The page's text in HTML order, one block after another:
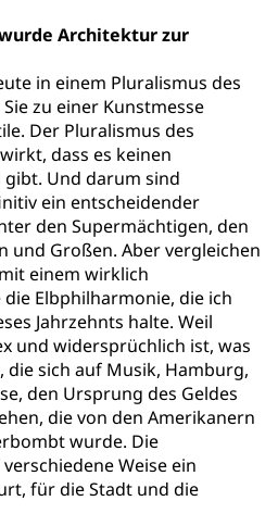
Architektur zur
in einem Pluralismus des
zu einer Kunstmesse
Der Pluralismus des
dass es keinen
Und darum sind
ein entscheidender
den Supermächtigen, den
und Großen. Aber vergleichen
einem wirklich
Elbphilharmonie, die ich
Jahrzehnts halte. Weil
und widersprüchlich ist, was
die sich auf Musik, Hamburg,
den Ursprung des Geldes
die von den Amerikanern
wurde. Die
Weise ein
für die Stadt und die